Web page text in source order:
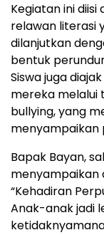
Kegiatan ini
relawan literasi
dilanjutkan
bentuk
Siswa juga
mereka melalui
bullying, yang
menyampaikan
Bapak Bayan,
menyampaikan
“Kehadiran
Anak-anak jadi